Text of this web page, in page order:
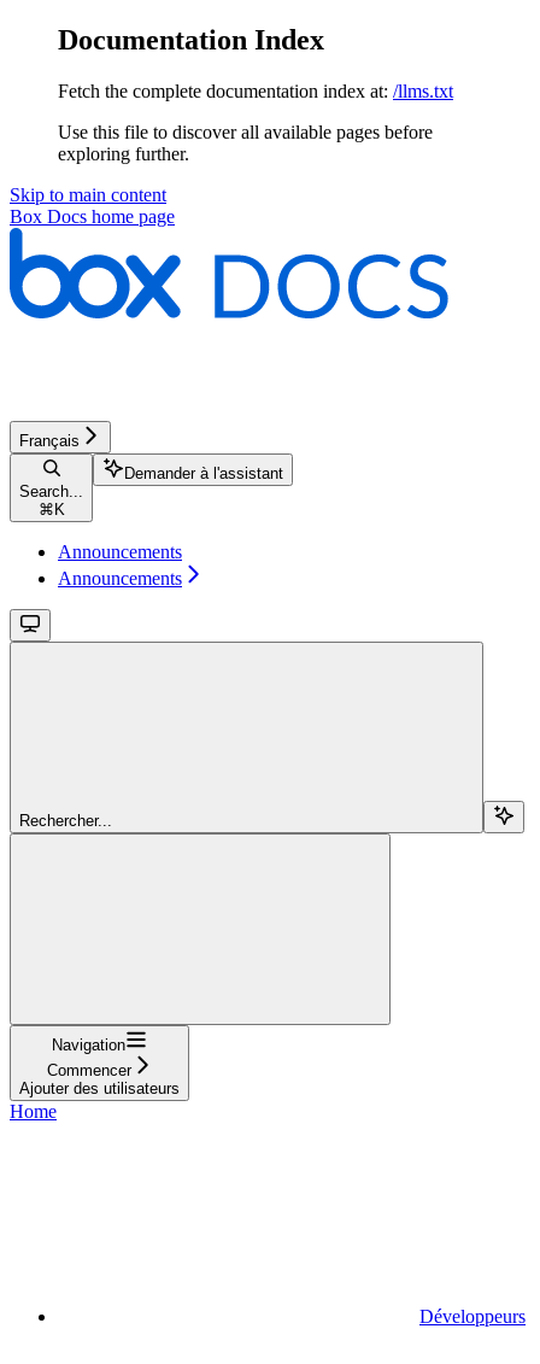
Documentation Index
Fetch the complete documentation index at: /llms.txt
Use this file to discover all available pages before
exploring further.
Skip to main content
Box Docs home page
Français
Search...
⌘ K
Demander à l'assistant
Announcements
Announcements
Rechercher...
Navigation
Commencer
Ajouter des utilisateurs
Home
Développeurs